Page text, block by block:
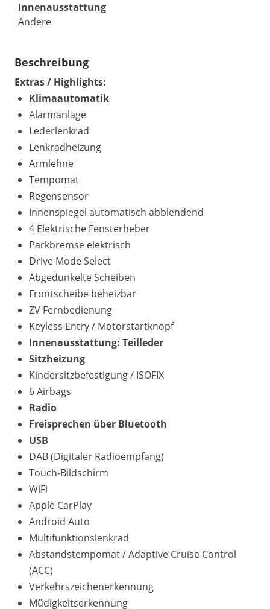
Innenausstattung
Andere
Beschreibung
Extras / Highlights:
Klimaautomatik
Alarmanlage
Lederlenkrad
Lenkradheizung
Armlehne
Tempomat
Regensensor
Innenspiegel automatisch abblendend
4 Elektrische Fensterheber
Parkbremse elektrisch
Drive Mode Select
Abgedunkelte Scheiben
Frontscheibe beheizbar
ZV Fernbedienung
Keyless Entry / Motorstartknopf
Innenausstattung: Teilleder
Sitzheizung
Kindersitzbefestigung / ISOFIX
6 Airbags
Radio
Freisprechen über Bluetooth
USB
DAB (Digitaler Radioempfang)
Touch-Bildschirm
WiFi
Apple CarPlay
Android Auto
Multifunktionslenkrad
Abstandstempomat / Adaptive Cruise Control
(ACC)
Verkehrszeichenerkennung
Müdigkeitserkennung